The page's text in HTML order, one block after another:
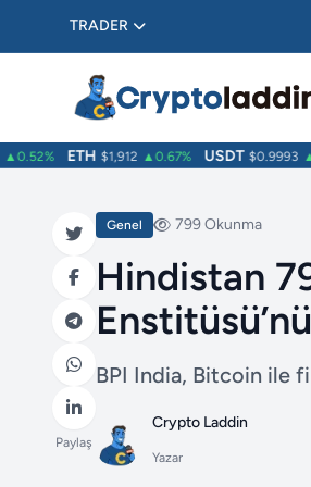
TRADER
ETH $1,912 ▲0.67% USDT $0.9993
Paylaş
Genel 799 Okunma
Hindistan
BPI India, Bitcoin ile
Crypto Laddin
Yazar